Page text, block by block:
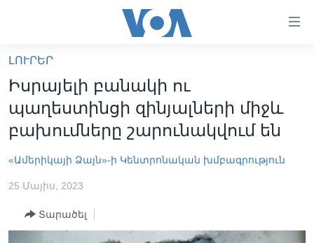
հիմնական
բովանդակությանը
անցնել
հիմնական
բովանդակությանը
բովանդակություն
ԼՈՒՐԵՐ
ՍՓՅՈՒՌՔ
ՈՒԿՐԱԻՆԱԿԱՆ ՊԱՏԵՐԱԶՄ
ԼՈՒՐԵՐ
Իսրայելի բանակի ու
պաղեստինցի զինյալների միջև
բախումները շարունակվում են
«Ամերիկայի Ձայն»-ի Կենտրոնական խմբագրություն
25 Մայիս, 2023
Տարածել